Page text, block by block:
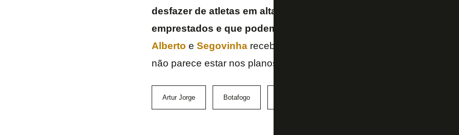
desfazer de atletas em alta e ainda buscar o retorno de atletas
emprestados e que podem ser úteis
Alberto e Segovinhareceberem uma oportunidade. Por outro lado,
não parece estar nos planos.
Artur Jorge Botafogo